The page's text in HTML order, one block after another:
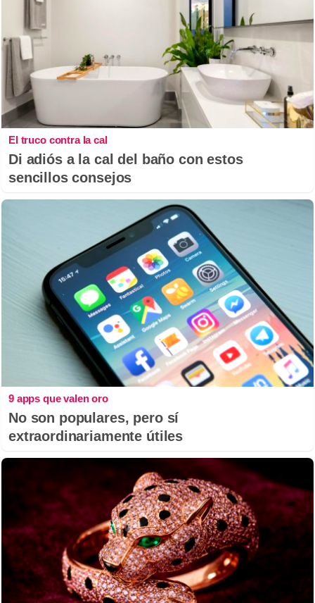
El truco contra la cal
Di adiós a la cal del baño con estos
sencillos consejos
9 apps que valen oro
No son populares, pero sí
extraordinariamente útiles